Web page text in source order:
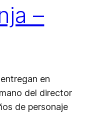
–
en
del director
de personaje